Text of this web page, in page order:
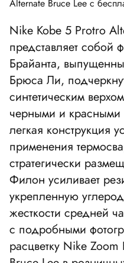
Alternate Bruce Lee с
Nike Kobe 5 Protro
представляет собой
Брайанта,
Брюса Ли,
синтетическим
черными и красными
легкая конструкция
применения
стратегически
Филон усиливает
укрепленную
жесткости средней
с подробными
расцветку Nike